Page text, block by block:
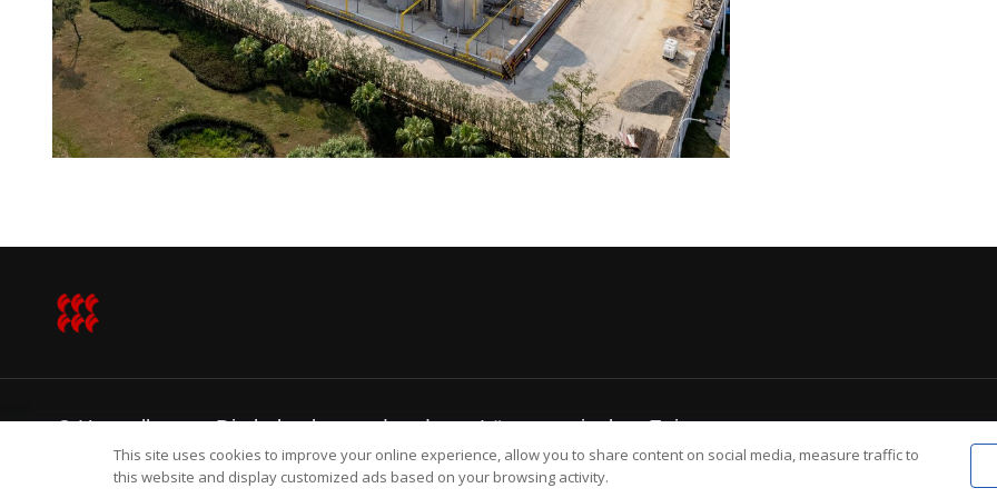
© Hersteller von Diethylmaleat und anderen Lösungsmitteln – Feiyang
Frontsea Novelchem
This site uses cookies to improve your online experience, allow you to share content on social media, measure traffic to
this website and display customized ads based on your browsing activity.